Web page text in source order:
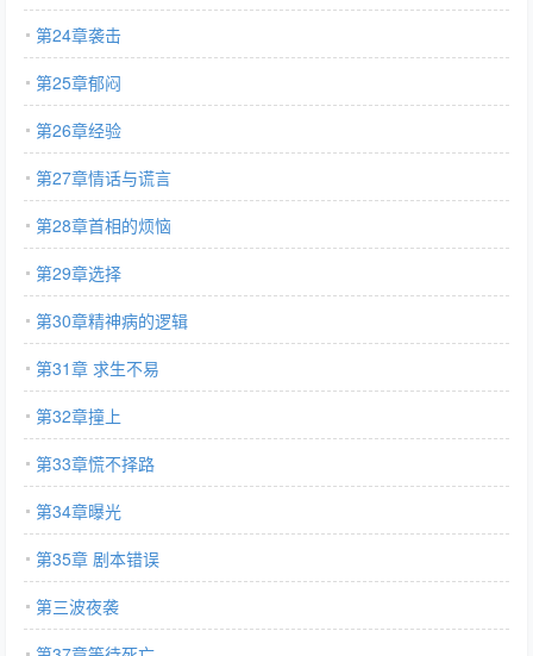
第24章袭击
第25章郁闷
第26章经验
第27章情话与谎言
第28章首相的烦恼
第29章选择
第30章精神病的逻辑
第31章 求生不易
第32章撞上
第33章慌不择路
第34章曝光
第35章 剧本错误
第三波夜袭